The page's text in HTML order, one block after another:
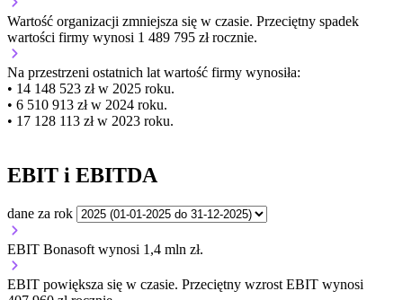
Wartość organizacji zmniejsza się w czasie. Przeciętny spadek
wartości firmy wynosi 1 489 795 zł rocznie.
Na przestrzeni ostatnich lat wartość firmy wynosiła:
• 14 148 523 zł w 2025 roku.
• 6 510 913 zł w 2024 roku.
• 17 128 113 zł w 2023 roku.
EBIT i EBITDA
dane za rok
EBIT Bonasoft wynosi 1,4 mln zł.
EBIT powiększa się w czasie. Przeciętny wzrost EBIT wynosi